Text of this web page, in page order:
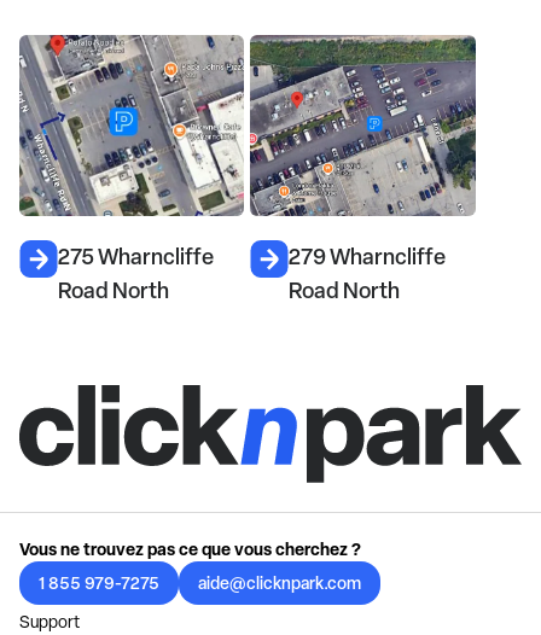
275 Wharncliffe
Road North
279 Wharncliffe
Road North
Vous ne trouvez pas ce que vous cherchez ?
1 855 979-7275
aide@clicknpark.com
Support